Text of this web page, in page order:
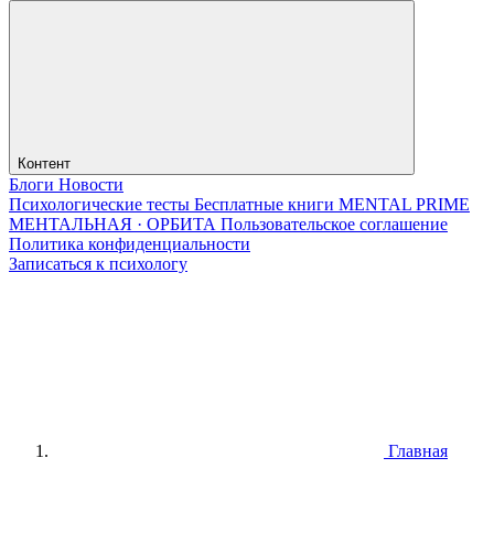
Контент
Блоги Новости
Психологические тесты Бесплатные книги MENTAL PRIME
МЕНТАЛЬНАЯ · ОРБИТА Пользовательское соглашение
Политика конфиденциальности
Записаться к психологу
Главная